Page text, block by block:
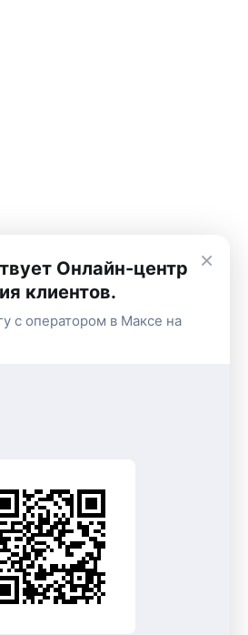
×
Онлайн-центр
клиентов.
с оператором в Максе на